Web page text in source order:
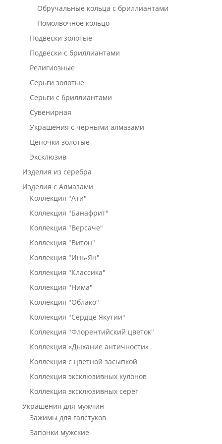
Обручальные кольца с бриллиантами
Помолвочное кольцо
Подвески золотые
Подвески с бриллиантами
Религиозные
Серьги золотые
Серьги с бриллиантами
Сувенирная
Украшения с черными алмазами
Цепочки золотые
Эксклюзив
Изделия из серебра
Изделия с Алмазами
Коллекция "Ати"
Коллекция "Банафрит"
Коллекция "Версаче"
Коллекция "Витон"
Коллекция "Инь-Ян"
Коллекция "Классика"
Коллекция "Нима"
Коллекция "Облако"
Коллекция "Сердце Якутии"
Коллекция "Флорентийский цветок"
Коллекция «Дыхание античности»
Коллекция с цветной засыпкой
Коллекция эксклюзивных кулонов
Коллекция эксклюзивных серег
Украшения для мужчин
Зажимы для галстуков
Запонки мужские